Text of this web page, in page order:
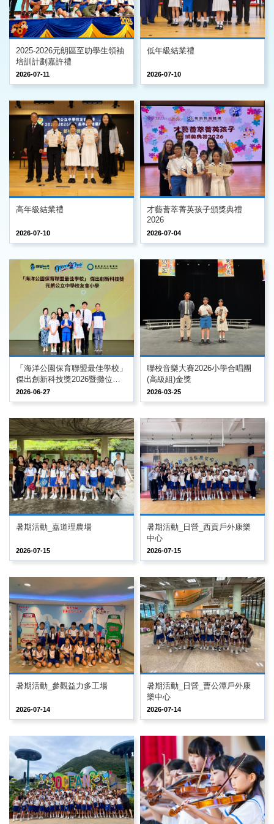
2025-2026元朗區至叻學生領袖
培訓計劃嘉許禮
2026-07-11
低年級結業禮
2026-07-10
高年級結業禮
2026-07-10
才藝薈萃菁英孩子頒獎典禮
2026
2026-07-04
「海洋公園保育聯盟最佳學校」
傑出創新科技獎2026暨攤位活
動
2026-06-27
聯校音樂大賽2026小學合唱團
(高級組)金獎
2026-03-25
暑期活動_嘉道理農場
2026-07-15
暑期活動_日營_西貢戶外康樂
中心
2026-07-15
暑期活動_參觀益力多工場
2026-07-14
暑期活動_日營_曹公潭戶外康
樂中心
2026-07-14